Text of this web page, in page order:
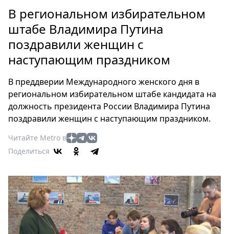
Россия
Мир
Здоровье
Еда
Мода
Театр
Кино
Книги
Выставки
релизы
О
Metro
Стримы
В региональном избирательном
штабе Владимира Путина
поздравили женщин с
наступающим праздником
В преддверии Международного женского дня в
региональном избирательном штабе кандидата на
должность президента России Владимира Путина
поздравили женщин с наступающим праздником.
Читайте Metro в
Поделиться